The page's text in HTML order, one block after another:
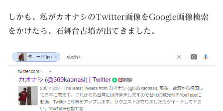
しかも、私がカオナシのTwitter画像をGoogle画像検索
をかけたら、石舞台古墳が出てきました。